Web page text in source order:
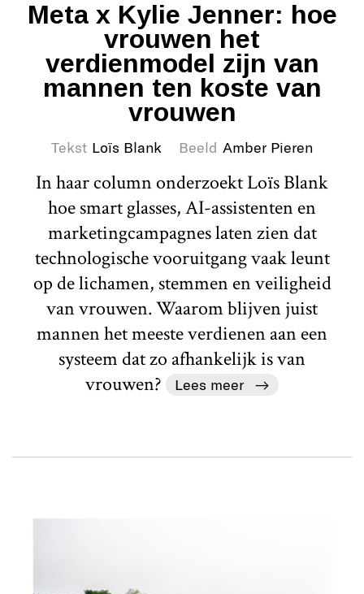
Meta x Kylie Jenner: hoe
vrouwen het
verdienmodel zijn van
mannen ten koste van
vrouwen
Tekst Loïs Blank Beeld Amber Pieren
In haar column onderzoekt Loïs Blank
hoe smart glasses, AI-assistenten en
marketingcampagnes laten zien dat
technologische vooruitgang vaak leunt
op de lichamen, stemmen en veiligheid
van vrouwen. Waarom blijven juist
mannen het meeste verdienen aan een
systeem dat zo afhankelijk is van
vrouwen?
Lees meer